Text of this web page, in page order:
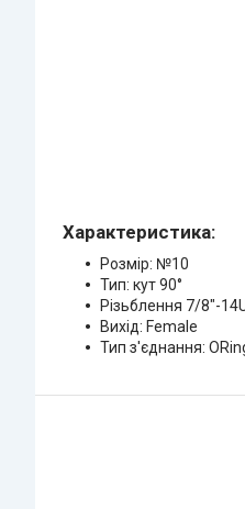
Характеристика:
Розмір: №10
Тип: кут 90°
Різьблення 7/8"-
Вихід: Female
Тип з'єднання: